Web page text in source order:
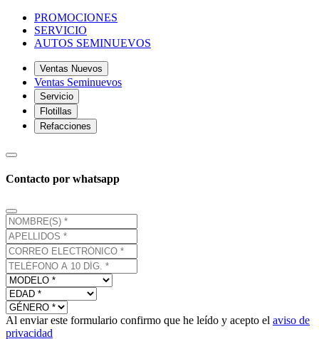
PROMOCIONES
SERVICIO
AUTOS SEMINUEVOS
Ventas Nuevos
Ventas Seminuevos
Servicio
Flotillas
Refacciones
Contacto por whatsapp
Al enviar este formulario confirmo que he leído y acepto el aviso de
privacidad